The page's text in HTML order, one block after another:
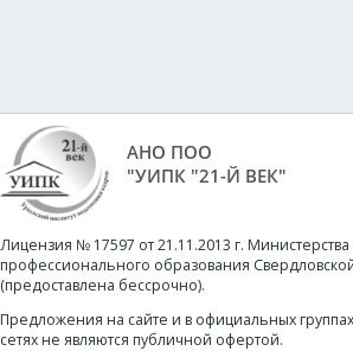
АНО ПОО
"УИПК "21-Й ВЕК"
Лицензия № 17597 от 21.11.2013 г.
профессионального образования
(предоставлена бессрочно).
Предложения на сайте и в официальных
сетях не являются публичной офертой.